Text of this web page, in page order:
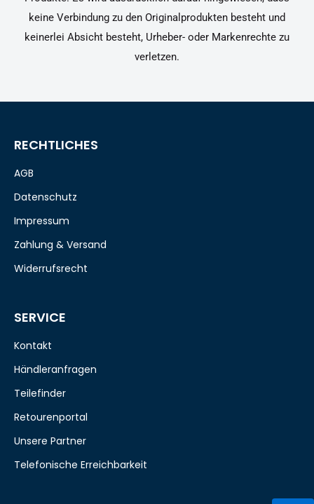
keine Verbindung zu den Originalprodukten besteht und
keinerlei Absicht besteht, Urheber- oder Markenrechte zu
verletzen.
RECHTLICHES
AGB
Datenschutz
Impressum
Zahlung & Versand
Widerrufsrecht
SERVICE
Kontakt
Händleranfragen
Teilefinder
Retourenportal
Unsere Partner
Telefonische Erreichbarkeit